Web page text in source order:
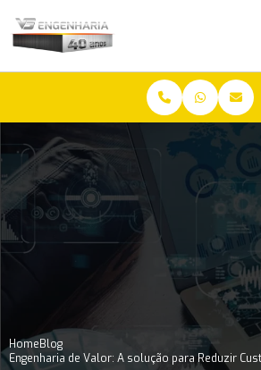
HomeBlog
Engenharia de Valor: A solução para Reduzir